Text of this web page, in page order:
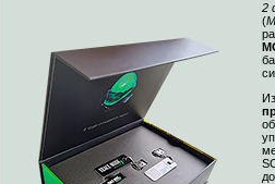
2
(